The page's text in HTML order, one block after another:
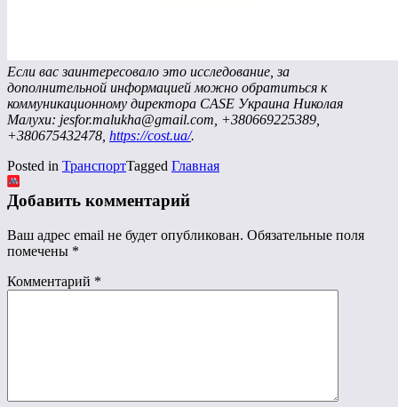
Если вас заинтересовало это исследование, за
дополнительной информацией можно обратиться к
коммуникационному директора CASE Украина Николая
Малухи: jesfor.malukha@gmail.com, +380669225389,
+380675432478, https://cost.ua/.
Posted in ТранспортTagged Главная
Добавить комментарий
Ваш адрес email не будет опубликован. Обязательные поля
помечены *
Комментарий *